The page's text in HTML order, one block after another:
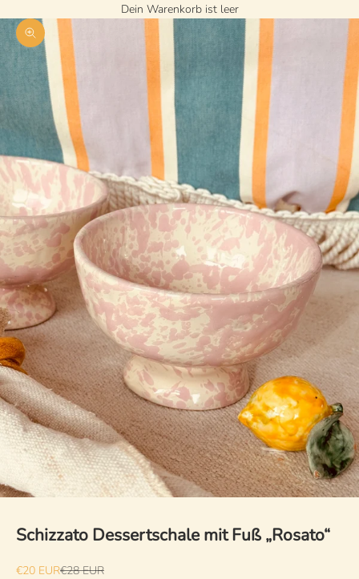
Dein Warenkorb ist leer
Bild vergrößern
Schizzato Dessertschale mit Fuß „Rosato“
Angebot
€20 EURRegulärer Preis
€28 EUR